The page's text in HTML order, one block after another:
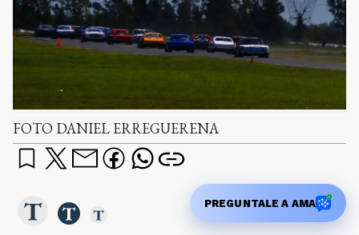
FOTO DANIEL ERREGUERENA
PREGUNTALE A AMA